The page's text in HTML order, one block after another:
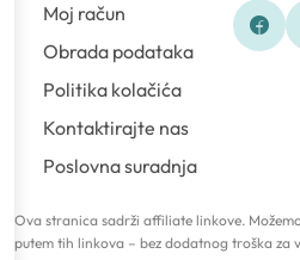
Moj račun
Obrada podataka
Politika kolačića
Kontaktirajte nas
Poslovna suradnja
Ova stranica sadrži affiliate linkove.
putem tih linkova – bez dodatnog troška za